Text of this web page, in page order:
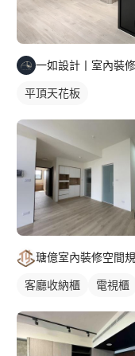
平頂天花板
客廳收納櫃 電視櫃